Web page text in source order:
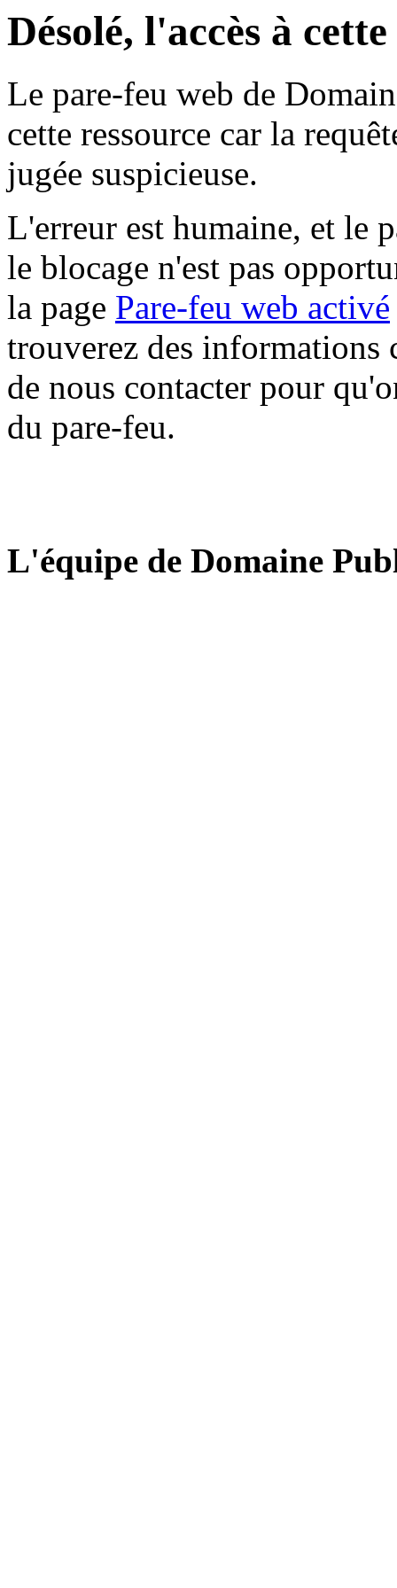
Désolé, l'accès à
Le pare-feu web de
cette ressource car la
jugée suspicieuse.
L'erreur est humaine, et le
le blocage n'est pas
la page Pare-feu web activé
trouverez des informations
de nous contacter pour
du pare-feu.
L'équipe de Domaine